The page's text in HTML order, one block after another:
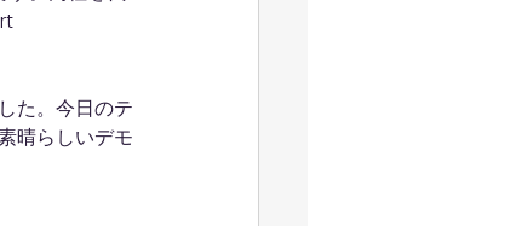
た。今日のテ
晴らしいデモ